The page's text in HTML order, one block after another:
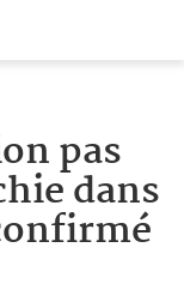
pas
dans